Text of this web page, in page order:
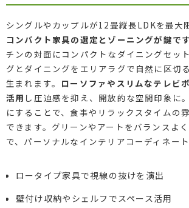
シングルやカップルが12畳縦長LDKを最大
コンパクト家具の選定とゾーニングが鍵で
チンの対面にコンパクトなダイニングセッ
グとダイニングをエリアラグで自然に区切
生まれます。 ローソファやスリムなテレビ
活用 し圧迫感を抑え、開放的な空間印象に
にすることで、食事やリラックスタイムの
できます。グリーンやアートをバランスよ
で、パーソナルなインテリアコーディネート
ロータイプ家具で視線の抜けを演出
壁付け収納やシェルフでスペース活用